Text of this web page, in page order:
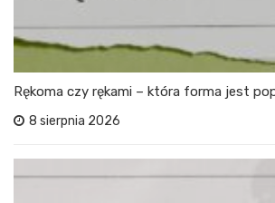
Rękoma czy rękami – która forma jest
8 sierpnia 2026